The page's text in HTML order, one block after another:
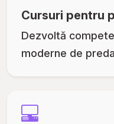
Cursuri pentru
Dezvoltă
moderne de